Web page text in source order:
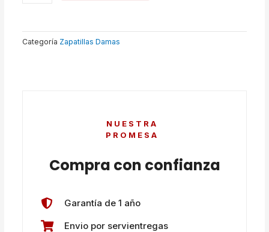
Categoría Zapatillas Damas
NUESTRA
PROMESA
Compra con confianza
Garantía de 1 año
Envio por servientregas